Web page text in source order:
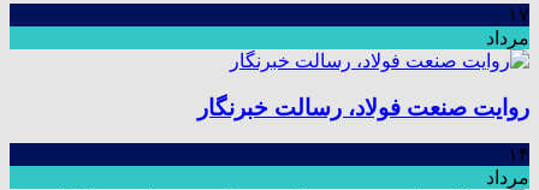
۱۷
مرداد
روایت صنعت فولاد،‌ رسالت خبرنگار
۱۴
مرداد